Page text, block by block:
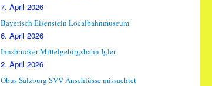
7. April 2026
Bayerisch Eisenstein Localbahnmuseum
6. April 2026
Innsbrucker Mittelgebirgsbahn Igler
2. April 2026
Obus Salzburg SVV Anschlüsse missachtet